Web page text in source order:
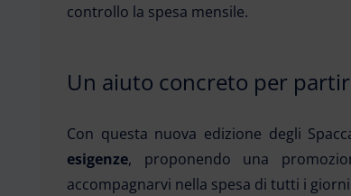
controllo la spesa mensile.
Un aiuto concreto per
Con questa nuova edizione degli
esigenze, proponendo una
accompagnarvi nella spesa di tutti i